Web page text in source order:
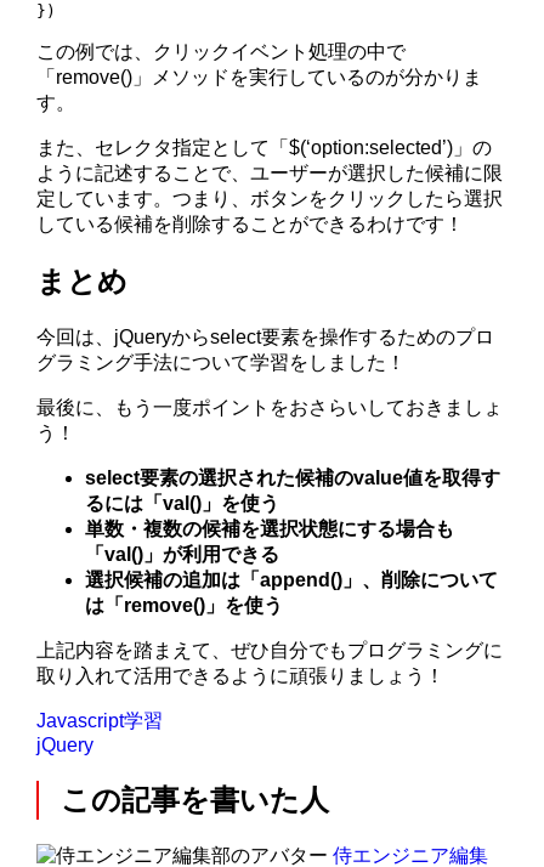
})
この例では、クリックイベント処理の中で
「remove()」メソッドを実行しているのが分かりま
す。
また、セレクタ指定として「$(‘option:selected’)」の
ように記述することで、ユーザーが選択した候補に限
定しています。つまり、ボタンをクリックしたら選択
している候補を削除することができるわけです！
まとめ
今回は、jQueryからselect要素を操作するためのプロ
グラミング手法について学習をしました！
最後に、もう一度ポイントをおさらいしておきましょ
う！
select要素の選択された候補のvalue値を取得す
るには「val()」を使う
単数・複数の候補を選択状態にする場合も
「val()」が利用できる
選択候補の追加は「append()」、削除について
は「remove()」を使う
上記内容を踏まえて、ぜひ自分でもプログラミングに
取り入れて活用できるように頑張りましょう！
Javascript学習
jQuery
この記事を書いた人
侍エンジニア編集